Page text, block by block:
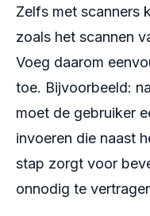
Zelfs met scanners
zoals het scannen
Voeg daarom
toe. Bijvoorbeeld:
moet de gebruiker
invoeren die naast
stap zorgt voor
onnodig te